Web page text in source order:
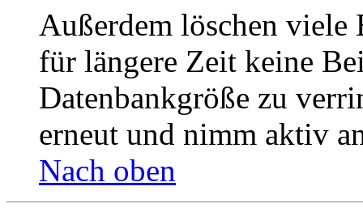
Außerdem löschen viele
für längere Zeit keine
Datenbankgröße zu
erneut und nimm aktiv
Nach oben